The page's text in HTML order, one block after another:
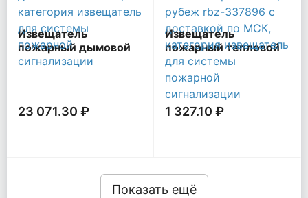
Извещатель
пожарный дымовой
линейный
23 071.30 ₽
Извещатель
пожарный тепловой
максимально-
дифференциальный
адресно-аналоговый
ИП 101-29-PR-R3 без
б/о Рубеж Rbz-
1 327.10 ₽
Показать ещё